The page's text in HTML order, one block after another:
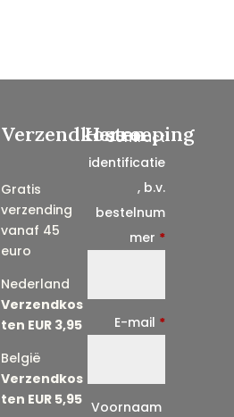
Verzendkosten
Gratis
verzending
vanaf 45
euro
Nederland
Verzendkos
ten EUR 3,95
België
Verzendkos
ten EUR 5,95
Herroeping
Contract
identificatie
, b.v.
bestelnum
mer *
E-mail *
Voornaam